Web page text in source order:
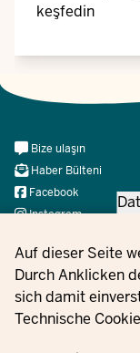
Privacy settings
Auf dieser Seite
Durch Anklicken
sich damit
Technische
keşfedin
Meta
Navi
Social
Bize ulaşın
Haber Bülteni
Facebook
Instagram
YouTube
© 2021 - 2026